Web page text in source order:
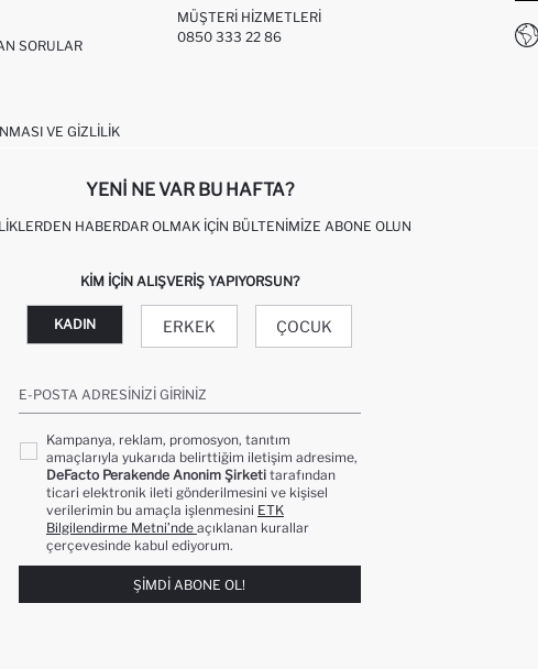
SORULAR
VE GIZLILIK
MÜŞTERI HIZMETLERI
0850 333 22 86
YENI NE VAR BU HAFTA?
HABERDAR OLMAK İÇIN BÜLTENIMIZE ABONE OLUN
KIM IÇIN ALIŞVERIŞ YAPIYORSUN?
KADIN ERKEK ÇOCUK
E-POSTA ADRESINIZI GIRINIZ
Kampanya, reklam, promosyon, tanıtım
amaçlarıyla yukarıda belirttiğim iletişim adresime,
DeFacto Perakende Anonim Şirketi tarafından
ticari elektronik ileti gönderilmesini ve kişisel
verilerimin bu amaçla işlenmesini ETK
Bilgilendirme Metni’nde açıklanan kurallar
çerçevesinde kabul ediyorum.
ŞIMDI ABONE OL!